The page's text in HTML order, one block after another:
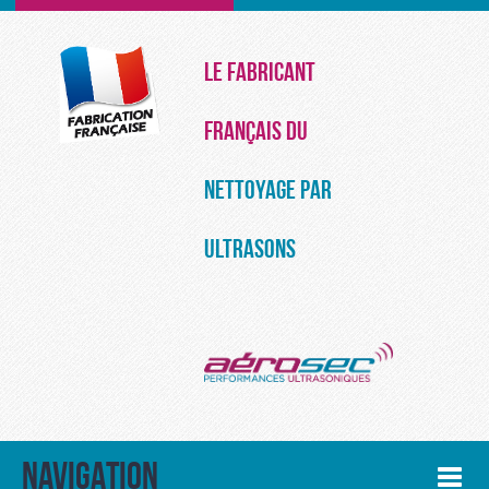
Le Fabricant
français du
Nettoyage par
Ultrasons
NAVIGATION